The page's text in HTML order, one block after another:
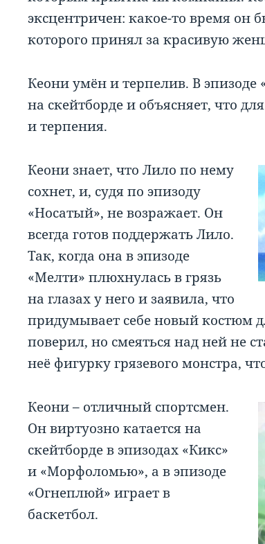
эксцентричен: какое-то время он
которого принял за красивую
Кеони умён и терпелив. В эпизоде
на скейтборде и объясняет, что
и терпения.
Кеони знает, что Лило по нему
сохнет, и, судя по эпизоду
«Носатый», не возражает. Он
всегда готов поддержать Лило.
Так, когда она в эпизоде
«Мелти» плюхнулась в грязь
на глазах у него и заявила, что
придумывает себе новый костюм
поверил, но смеяться над ней не
неё фигурку грязевого монстра,
Кеони – отличный спортсмен.
Он виртуозно катается на
скейтборде в эпизодах «Кикс»
и «Морфоломью», а в эпизоде
«Огнеплюй» играет в
баскетбол.